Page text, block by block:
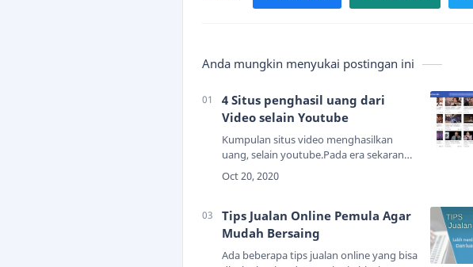
Anda mungkin menyukai postingan ini
4 Situs penghasil uang dari
Video selain Youtube
Kumpulan situs video menghasilkan
uang, selain youtube.Pada era sekarang
ini, yang namanya video itu sudah
menjadi salah satu media penyampaian
warg…
Tips Jualan Online Pemula Agar
Mudah Bersaing
Ada beberapa tips jualan online yang bisa